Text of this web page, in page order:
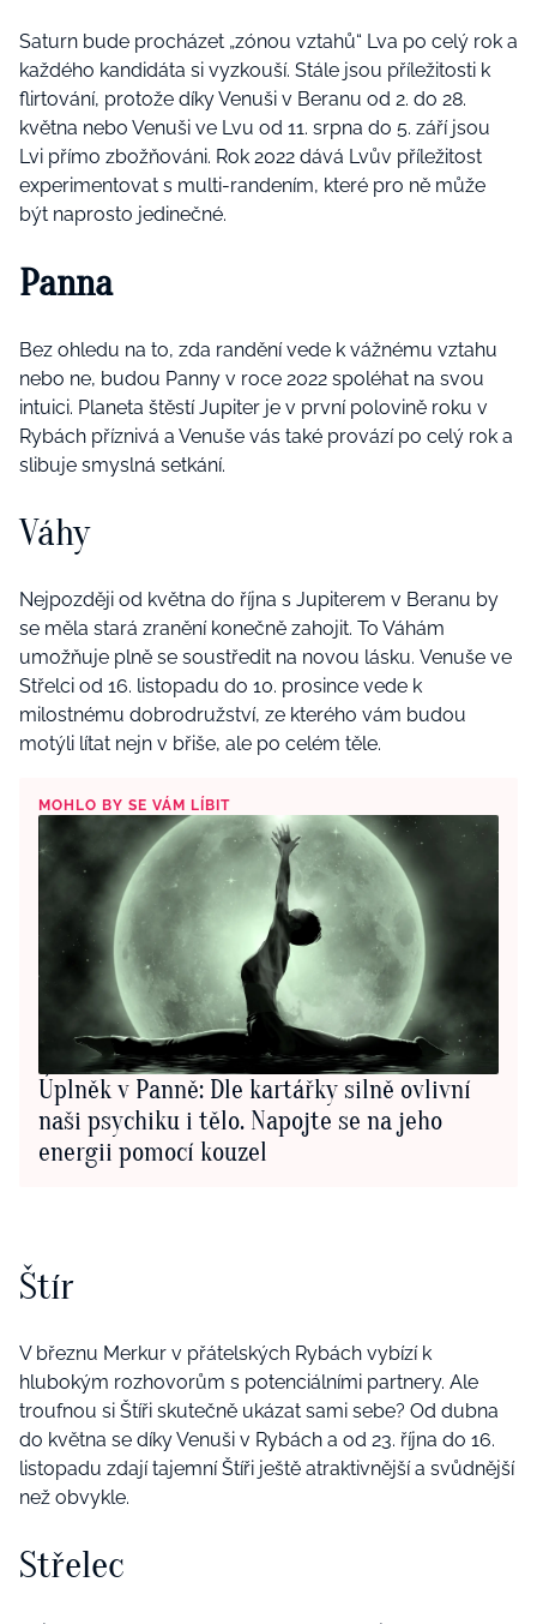
Saturn bude procházet „zónou vztahů“ Lva po celý rok a
každého kandidáta si vyzkouší. Stále jsou příležitosti k
flirtování, protože díky Venuši v Beranu od 2. do 28.
května nebo Venuši ve Lvu od 11. srpna do 5. září jsou
Lvi přímo zbožňováni. Rok 2022 dává Lvův příležitost
experimentovat s multi-randením, které pro ně může
být naprosto jedinečné.
Panna
Bez ohledu na to, zda randění vede k vážnému vztahu
nebo ne, budou Panny v roce 2022 spoléhat na svou
intuici. Planeta štěstí Jupiter je v první polovině roku v
Rybách příznivá a Venuše vás také provází po celý rok a
slibuje smyslná setkání.
Váhy
Nejpozději od května do října s Jupiterem v Beranu by
se měla stará zranění konečně zahojit. To Váhám
umožňuje plně se soustředit na novou lásku. Venuše ve
Střelci od 16. listopadu do 10. prosince vede k
milostnému dobrodružství, ze kterého vám budou
motýli lítat nejn v břiše, ale po celém těle.
MOHLO BY SE VÁM LÍBIT
Úplněk v Panně: Dle kartářky silně ovlivní
naši psychiku i tělo. Napojte se na jeho
energii pomocí kouzel
Štír
V březnu Merkur v přátelských Rybách vybízí k
hlubokým rozhovorům s potenciálními partnery. Ale
troufnou si Štíři skutečně ukázat sami sebe? Od dubna
do května se díky Venuši v Rybách a od 23. října do 16.
listopadu zdají tajemní Štíři ještě atraktivnější a svůdnější
než obvykle.
Střelec